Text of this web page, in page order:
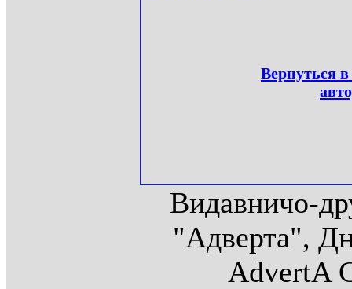
Вернуться
Видавничо-
"Адверта",
AdvertA